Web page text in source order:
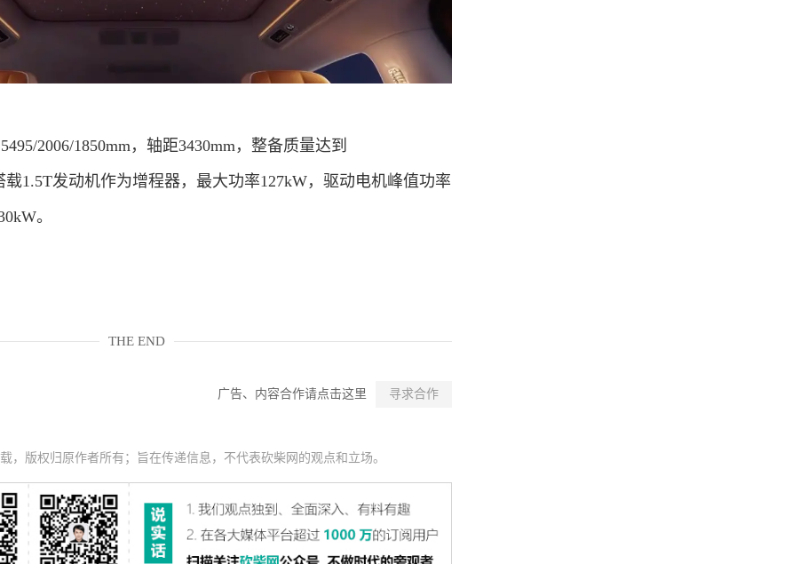
2006/1850mm，轴距3430mm，整备质量达到
载1.5T发动机作为增程器，最大功率127kW，驱动电机峰值功率
。
THE END
广告、内容合作请点击这里 寻求合作
，版权归原作者所有；旨在传递信息，不代表砍柴网的观点和立场。